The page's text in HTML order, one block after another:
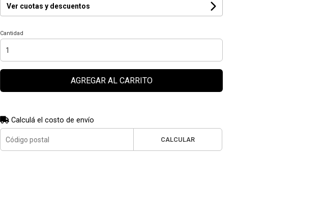
Ver cuotas y descuentos
Cantidad
AGREGAR AL CARRITO
Calculá el costo de envío
CALCULAR